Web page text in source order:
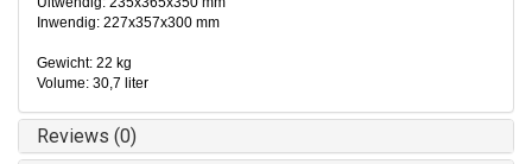
Inwendig: 227x357x300 mm
Gewicht: 22 kg
Volume: 30,7 liter
Reviews (0)